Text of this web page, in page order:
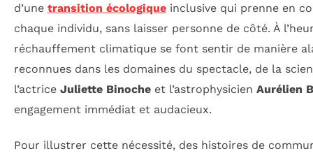
d’une transition écologique inclusive qui prenne en
chaque individu, sans laisser personne de côté. À
réchauffement climatique se font sentir de manière
reconnues dans les domaines du spectacle, de la
l’actrice Juliette Binoche et l’astrophysicien Aurélien
engagement immédiat et audacieux.
Pour illustrer cette nécessité, des histoires de